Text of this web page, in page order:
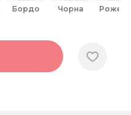
бордо чорна рожева